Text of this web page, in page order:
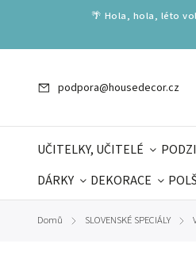
🌴 Hola, hola, léto
podpora@housedecor.cz
UČITELKY, UČITELÉ
DÁRKY
DEKORACE
SLOVENSKÉ SPECIÁLY
Domů / SLOVENSKÉ SPECIÁLY /